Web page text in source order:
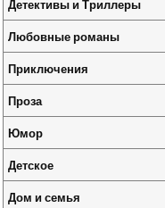
Детективы и Триллеры
Любовные романы
Приключения
Проза
Юмор
Детское
Дом и семья